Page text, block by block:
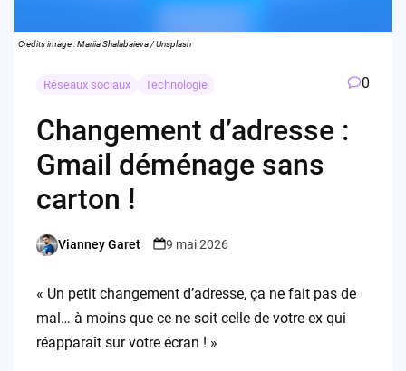
Credits image : Mariia Shalabaieva / Unsplash
Réseaux sociaux Technologie 0
Changement d’adresse :
Gmail déménage sans
carton !
Posted
Vianney Garet 9 mai 2026
« Un petit changement d’adresse, ça ne fait pas de
mal… à moins que ce ne soit celle de votre ex qui
réapparaît sur votre écran ! »